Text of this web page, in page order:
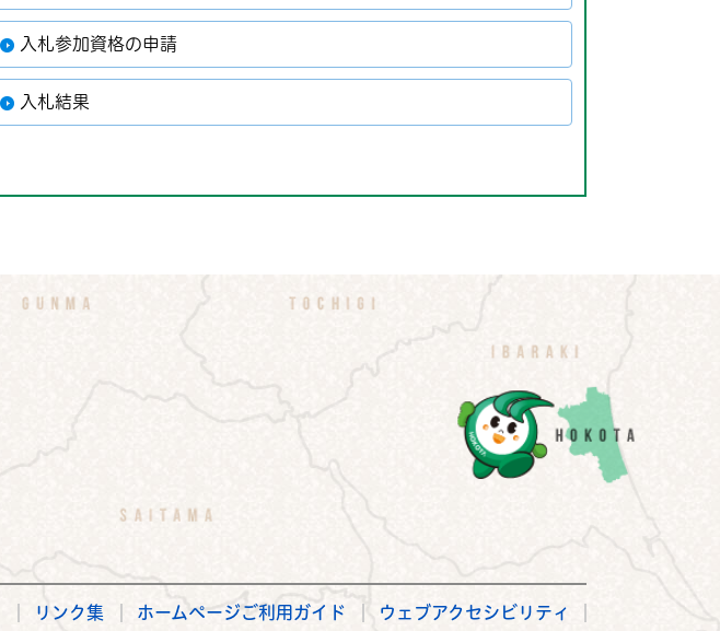
入札参加資格の申請
入札結果
リンク集 ホームページご利用ガイド ウェブアクセシビリティ